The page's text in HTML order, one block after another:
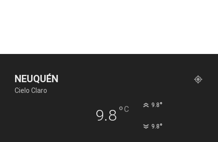
NEUQUÉN
Cielo Claro
9.8°C 9.8°
9.8°